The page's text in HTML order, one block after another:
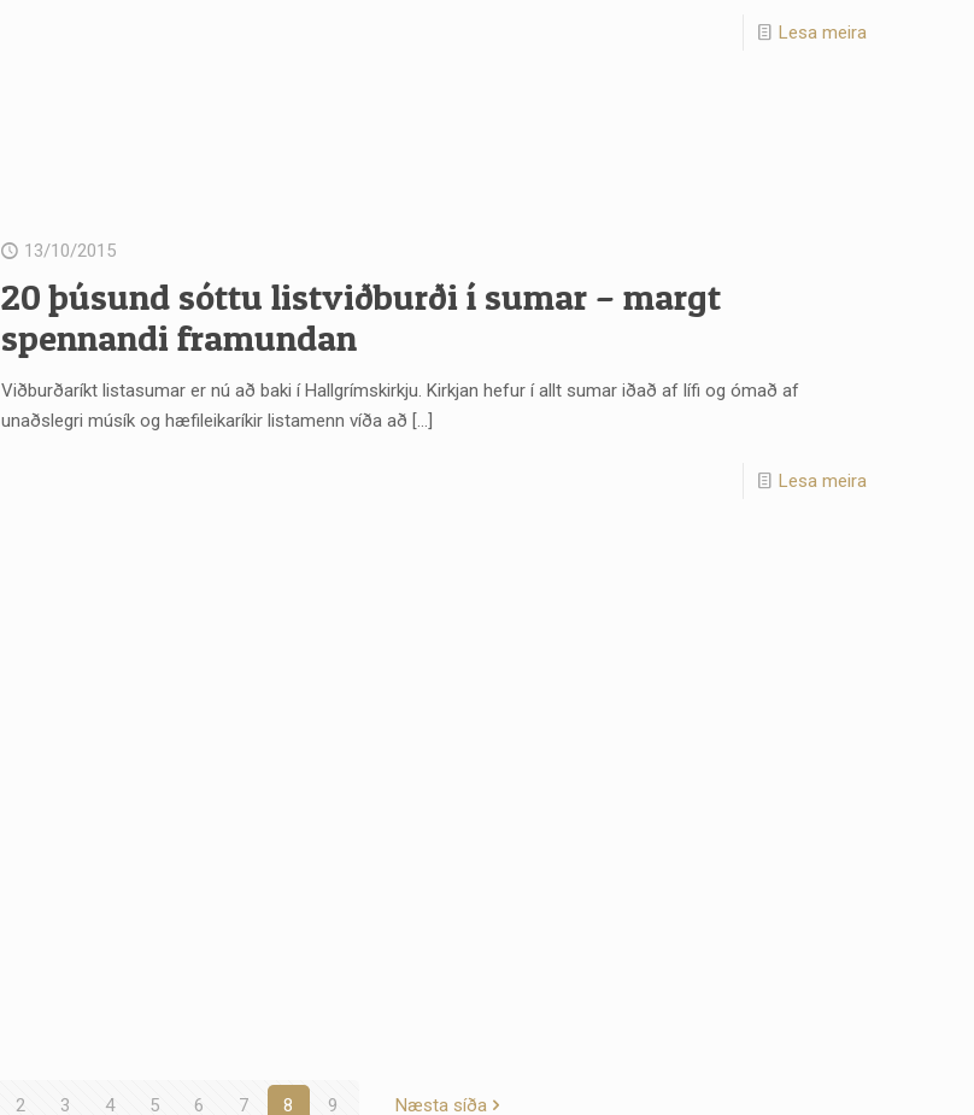
Lesa meira
13/10/2015
20 þúsund sóttu listviðburði í sumar – margt
spennandi framundan
Viðburðaríkt listasumar er nú að baki í Hallgrímskirkju. Kirkjan hefur í allt sumar iðað af lífi og ómað af
unaðslegri músík og hæfileikaríkir listamenn víða að […]
Lesa meira
2 3 4 5 6 7 8 9 Næsta síða